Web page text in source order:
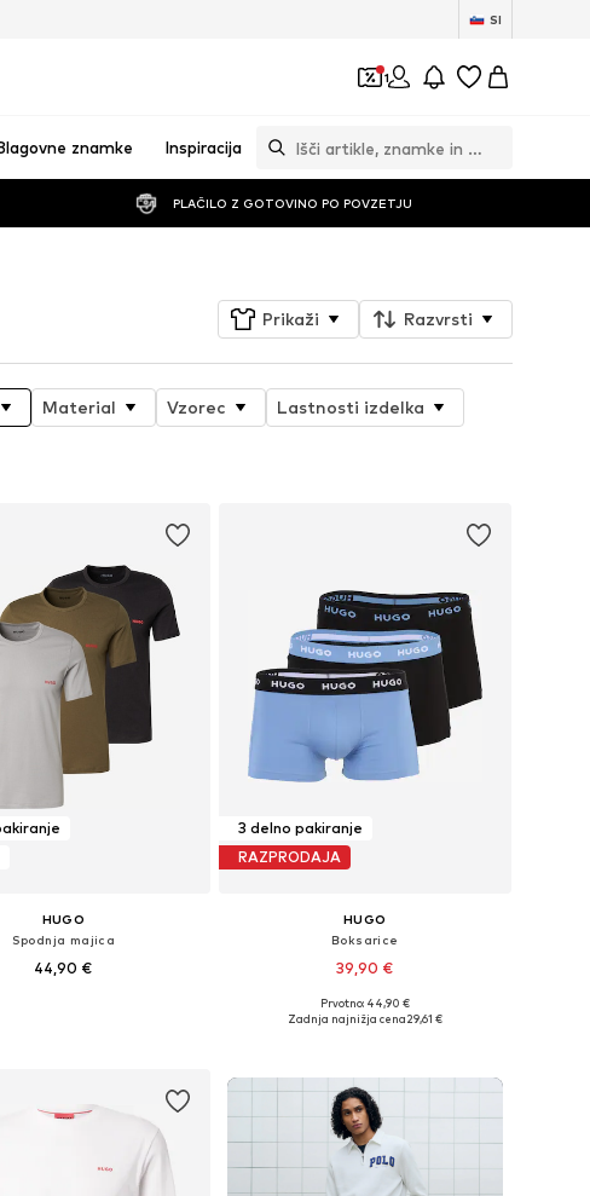
SI
1
znamke Inspiracija
PLAČILO Z GOTOVINO PO POVZETJU
Prikaži Razvrsti
Material Vzorec
Lastnosti izdelka
HUGO
Spodnja majica
44,90 €
3 delno pakiranje
RAZPRODAJA
HUGO
Boksarice
39,90 €
Razpoložljive velikosti: S, M, L, XL, XXL
Prvotno: 44,90 €
Zadnja najnižja cena29,61 €